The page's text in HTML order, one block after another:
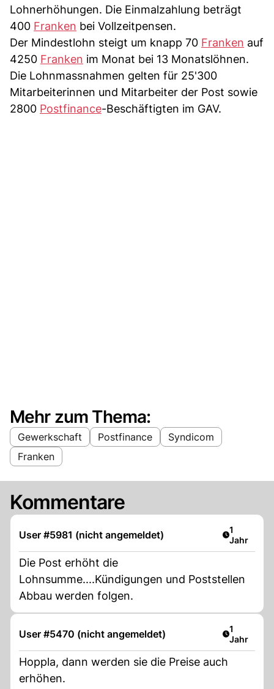
Lohnerhöhungen. Die Einmalzahlung beträgt
400 Franken bei Vollzeitpensen.
Der Mindestlohn steigt um knapp 70 Franken auf
4250 Franken im Monat bei 13 Monatslöhnen.
Die Lohnmassnahmen gelten für 25'300
Mitarbeiterinnen und Mitarbeiter der Post sowie
2800 Postfinance-Beschäftigten im GAV.
Mehr zum Thema:
Gewerkschaft Postfinance
Syndicom
Franken
Kommentare
User #5981 (nicht angemeldet) Artikel
1
Jahr
Die Post erhöht die
Lohnsumme....Kündigungen und Poststellen
Abbau werden folgen.
User #5470 (nicht angemeldet) Artikel
1
Jahr
Hoppla, dann werden sie die Preise auch
erhöhen.